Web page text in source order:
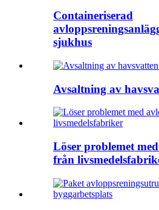
Containeriserad
sjukhus
Avsaltning av
Löser problemet
från